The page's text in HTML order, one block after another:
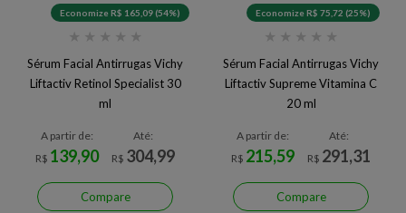
Economize R$ 165,09 (54%)
★ ★ ★ ★ ★
Sérum Facial Antirrugas Vichy
Liftactiv Retinol Specialist 30
ml
A partir de:
R$ 139,90
Até:
R$ 304,99
Compare
Economize R$ 75,72 (25%)
★ ★ ★ ★ ★
Sérum Facial Antirrugas Vichy
Liftactiv Supreme Vitamina C
20 ml
A partir de:
R$ 215,59
Até:
R$ 291,31
Compare